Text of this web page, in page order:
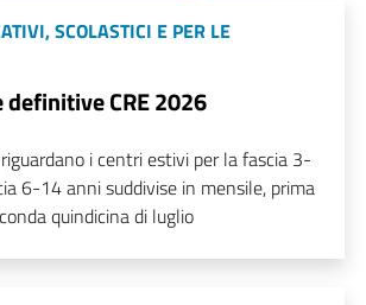
SCOLASTICI E PER LE
CRE 2026
i centri estivi per la fascia 3-
6-14 anni suddivise in mensile, prima
quindicina di luglio